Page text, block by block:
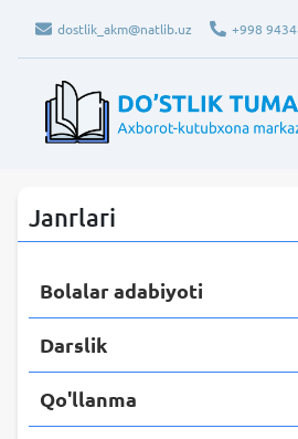
dostlik_akm@natlib.uz +998
Janrlari
Bolalar adabiyoti
Darslik
Qo'llanma